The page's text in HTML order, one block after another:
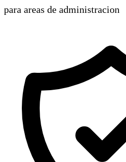
para areas de administracion